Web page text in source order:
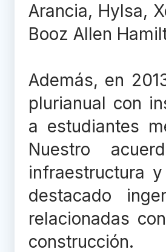
Arancia, Hylsa,
Booz Allen
Además, en
plurianual con
a estudiantes
Nuestro
infraestructura
destacado
relacionadas
construcción.